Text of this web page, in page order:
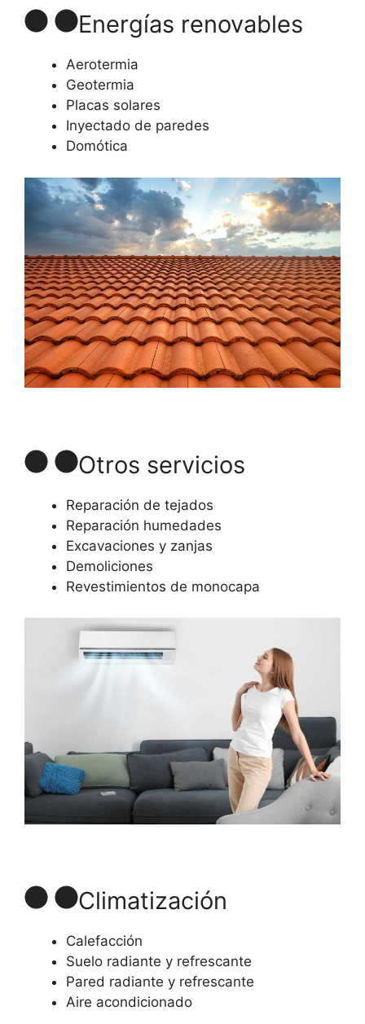
Energías renovables
Aerotermia
Geotermia
Placas solares
Inyectado de paredes
Domótica
Otros servicios
Reparación de tejados
Reparación humedades
Excavaciones y zanjas
Demoliciones
Revestimientos de monocapa
Climatización
Calefacción
Suelo radiante y refrescante
Pared radiante y refrescante
Aire acondicionado